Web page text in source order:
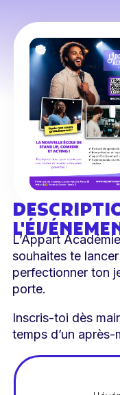
L’Appart
souhaites te
perfectionner ton
porte.
Inscris-toi dès
temps d’un après-